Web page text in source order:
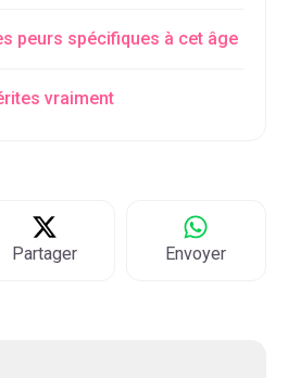
peurs spécifiques à cet âge
vraiment
Partager Envoyer